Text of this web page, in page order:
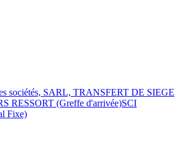
sociétés, SARL, TRANSFERT DE SIEGE
RESSORT (Greffe d'arrivée)SCI
Fixe)